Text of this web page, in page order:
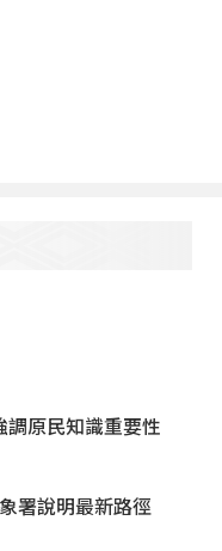
調原民知識重要性
署說明最新路徑